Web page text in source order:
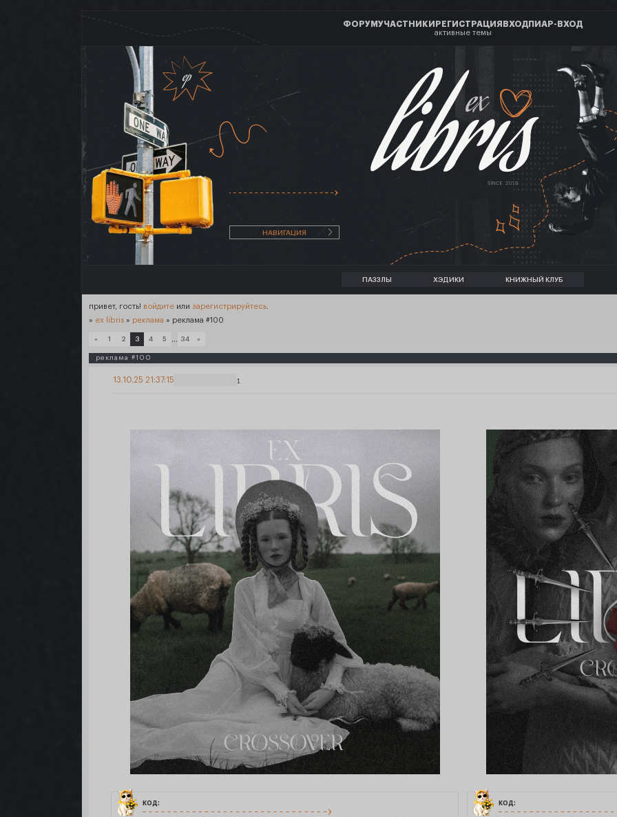
ФОРУМ УЧАСТНИКИ РЕГИСТРАЦИЯ ВХОД ПИАР-ВХОД
активные темы
ex
SINCE 2019
НАВИГАЦИЯ
ПАЗЗЛЫ ХЭДИКИ КНИЖНЫЙ КЛУБ
привет, гость! войдите или зарегистрируйтесь
» ex libris » реклама » реклама #100
« 1 2 3 4 5 … 34 »
реклама #100
1
13.10.25 21:37:15
код: код: